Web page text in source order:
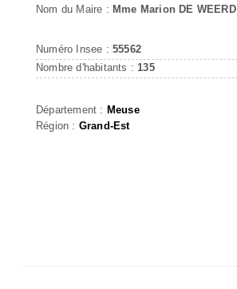
Nom du Maire : Mme Marion DE WEERD
Numéro Insee : 55562
Nombre d'habitants : 135
Département : Meuse
Région : Grand-Est